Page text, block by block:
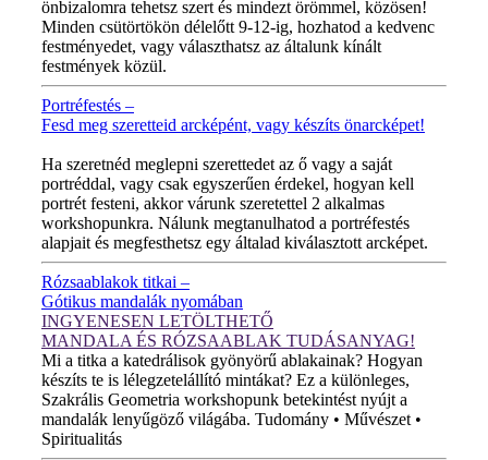
önbizalomra tehetsz szert és mindezt örömmel, közösen!
Minden csütörtökön délelőtt 9-12-ig, hozhatod a kedvenc
festményedet, vagy választhatsz az általunk kínált
festmények közül.
Portréfestés –
Fesd meg szeretteid arcképént, vagy készíts önarcképet!
Ha szeretnéd meglepni szerettedet az ő vagy a saját
portréddal, vagy csak egyszerűen érdekel, hogyan kell
portrét festeni, akkor várunk szeretettel 2 alkalmas
workshopunkra. Nálunk megtanulhatod a portréfestés
alapjait és megfesthetsz egy általad kiválasztott arcképet.
Rózsaablakok titkai –
Gótikus mandalák nyomában
INGYENESEN LETÖLTHETŐ
MANDALA ÉS RÓZSAABLAK TUDÁSANYAG!
Mi a titka a katedrálisok gyönyörű ablakainak? Hogyan
készíts te is lélegzetelállító mintákat? Ez a különleges,
Szakrális Geometria workshopunk betekintést nyújt a
mandalák lenyűgöző világába. Tudomány • Művészet •
Spiritualitás